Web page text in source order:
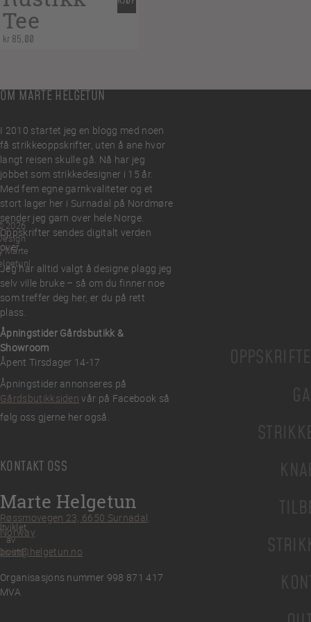
Tee
kr 85,00
OM MARTE HELGETUN
I 2010 startet jeg en blogg med noen
få strikkeoppskrifter, uten å ane hvor
langt reisen skulle gå. Nå har jeg
jobbet som strikkedesigner i 15 år.
Med fem egne garnkvaliteter og et
stort lager her i Surnadal på Nordmøre
sender jeg garn over hele Norge.
Oppskrifter sendes digitalt verden
over.
Jeg har alltid valgt å designe plagg jeg
selv ville bruke – så om du finner noe
som treffer deg her, er du på rett
plass.
Åpningstider Gårdsbutikk &
Showroom
Åpent Tirsdager 14-17
Åpningstider annonseres på
Gårdsbutikksiden vår på Facebook så
følg oss gjerne her også.
KONTAKT OSS
Marte Helgetun
Røssmovegen 23, 6650 Surnadal,
Norway
post@helgetun.no
Organisasjons nummer 998 871 417
MVA
2026
Marte
av